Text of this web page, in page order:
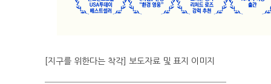
[지구를 위한다는 착각] 보도자료 및 표지 이미지